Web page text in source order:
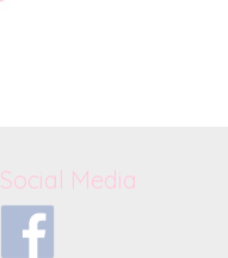
Social Media